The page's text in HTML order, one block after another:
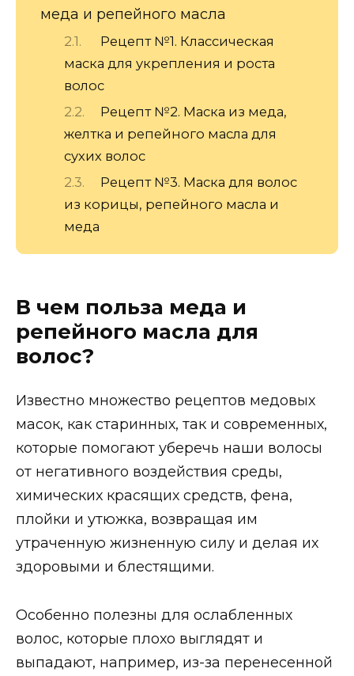
меда и репейного масла
Рецепт №1. Классическая
маска для укрепления и роста
волос
Рецепт №2. Маска из меда,
желтка и репейного масла для
сухих волос
Рецепт №3. Маска для волос
из корицы, репейного масла и
меда
В чем польза меда и
репейного масла для
волос?
Известно множество рецептов медовых
масок, как старинных, так и современных,
которые помогают уберечь наши волосы
от негативного воздействия среды,
химических красящих средств, фена,
плойки и утюжка, возвращая им
утраченную жизненную силу и делая их
здоровыми и блестящими.
Особенно полезны для ослабленных
волос, которые плохо выглядят и
выпадают, например, из-за перенесенной